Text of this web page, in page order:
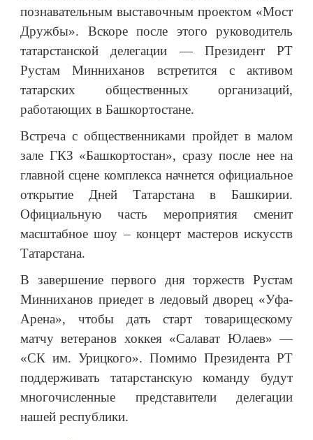
познавательным выставочным проектом «Мост
Дружбы». Вскоре после этого руководитель
татарстанской делегации — Президент РТ
Рустам Минниханов встретится с активом
татарских общественных организаций,
работающих в Башкортостане.
Встреча с общественниками пройдет в малом
зале ГКЗ «Башкортостан», сразу после нее на
главной сцене комплекса начнется официальное
открытие Дней Татарстана в Башкирии.
Официальную часть мероприятия сменит
масштабное шоу – концерт мастеров искусств
Татарстана.
В завершение первого дня торжеств Рустам
Минниханов приедет в ледовый дворец «Уфа-
Арена», чтобы дать старт товарищескому
матчу ветеранов хоккея «Салават Юлаев» —
«СК им. Урицкого». Помимо Президента РТ
поддерживать татарстанскую команду будут
многочисленные представители делегации
нашей республики.